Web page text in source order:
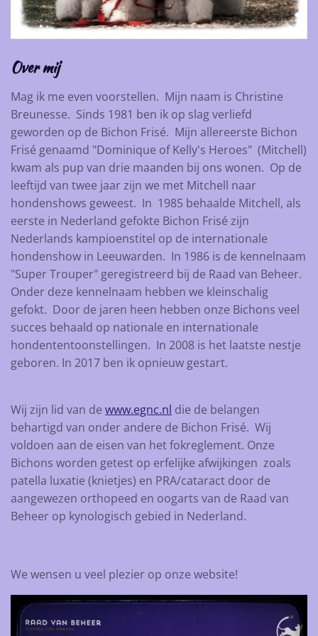
Over mij
Mag ik me even voorstellen. Mijn naam is Christine
Breunesse. Sinds 1981 ben ik op slag verliefd
geworden op de Bichon Frisé. Mijn allereerste Bichon
Frisé genaamd "Dominique of Kelly's Heroes" (Mitchell)
kwam als pup van drie maanden bij ons wonen. Op de
leeftijd van twee jaar zijn we met Mitchell naar
hondenshows geweest. In 1985 behaalde Mitchell, als
eerste in Nederland gefokte Bichon Frisé zijn
Nederlands kampioenstitel op de internationale
hondenshow in Leeuwarden. In 1986 is de kennelnaam
"Super Trouper" geregistreerd bij de Raad van Beheer.
Onder deze kennelnaam hebben we kleinschalig
gefokt. Door de jaren heen hebben onze Bichons veel
succes behaald op nationale en internationale
hondententoonstellingen. In 2008 is het laatste nestje
geboren. In 2017 ben ik opnieuw gestart.
Wij zijn lid van de www.egnc.nl die de belangen
behartigd van onder andere de Bichon Frisé. Wij
voldoen aan de eisen van het fokreglement. Onze
Bichons worden getest op erfelijke afwijkingen zoals
patella luxatie (knietjes) en PRA/cataract door de
aangewezen orthopeed en oogarts van de Raad van
Beheer op kynologisch gebied in Nederland.
We wensen u veel plezier op onze website!